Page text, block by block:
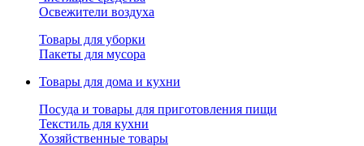
Освежители воздуха
Товары для уборки
Пакеты для мусора
Товары для дома и кухни
Посуда и товары для приготовления пищи
Текстиль для кухни
Хозяйственные товары